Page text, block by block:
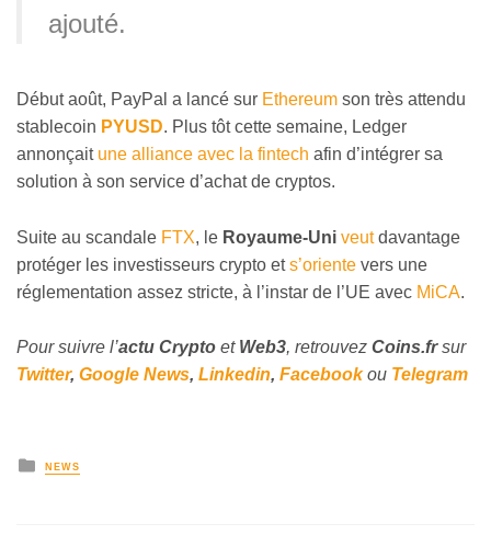
ajouté.
Début août, PayPal a lancé sur Ethereum son très attendu
stablecoin PYUSD. Plus tôt cette semaine, Ledger
annonçait une alliance avec la fintech afin d’intégrer sa
solution à son service d’achat de cryptos.
Suite au scandale FTX, le Royaume-Uni veutdavantage
protéger les investisseurs crypto ets’oriente vers une
réglementation assez stricte, à l’instar de l’UE avec MiCA.
Pour suivre l’actu Crypto et Web3, retrouvez Coins.frsur
Twitter, Google News, Linkedin, Facebookou Telegram
NEWS